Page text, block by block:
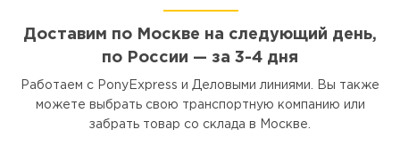
Доставим по Москве на следующий день,
по России — за 3-4 дня
Работаем с PonyExpress и Деловыми линиями. Вы также
можете выбрать свою транспортную компанию или
забрать товар со склада в Москве.